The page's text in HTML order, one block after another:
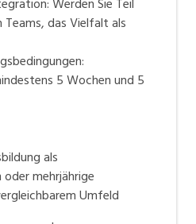
das Vielfalt als
5 Wochen und 5
als
mehrjährige
Umfeld